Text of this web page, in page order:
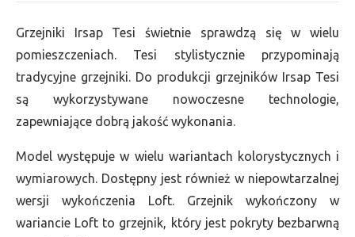
Grzejniki Irsap Tesi świetnie sprawdzą się w wielu
pomieszczeniach. Tesi stylistycznie przypominają
tradycyjne grzejniki. Do produkcji grzejników Irsap Tesi
są wykorzystywane nowoczesne technologie,
zapewniające dobrą jakość wykonania.
Model występuje w wielu wariantach kolorystycznych i
wymiarowych. Dostępny jest również w niepowtarzalnej
wersji wykończenia Loft. Grzejnik wykończony w
wariancie Loft to grzejnik, który jest pokryty bezbarwną